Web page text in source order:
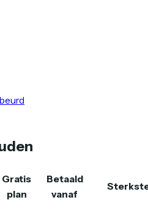
Gratis
plan
Betaald
vanaf